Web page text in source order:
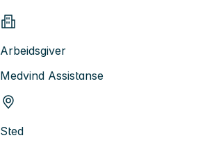
Arbeidsgiver
Medvind Assistanse
Sted